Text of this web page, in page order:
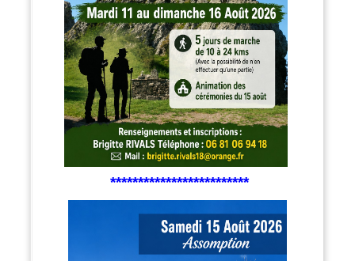
*************************